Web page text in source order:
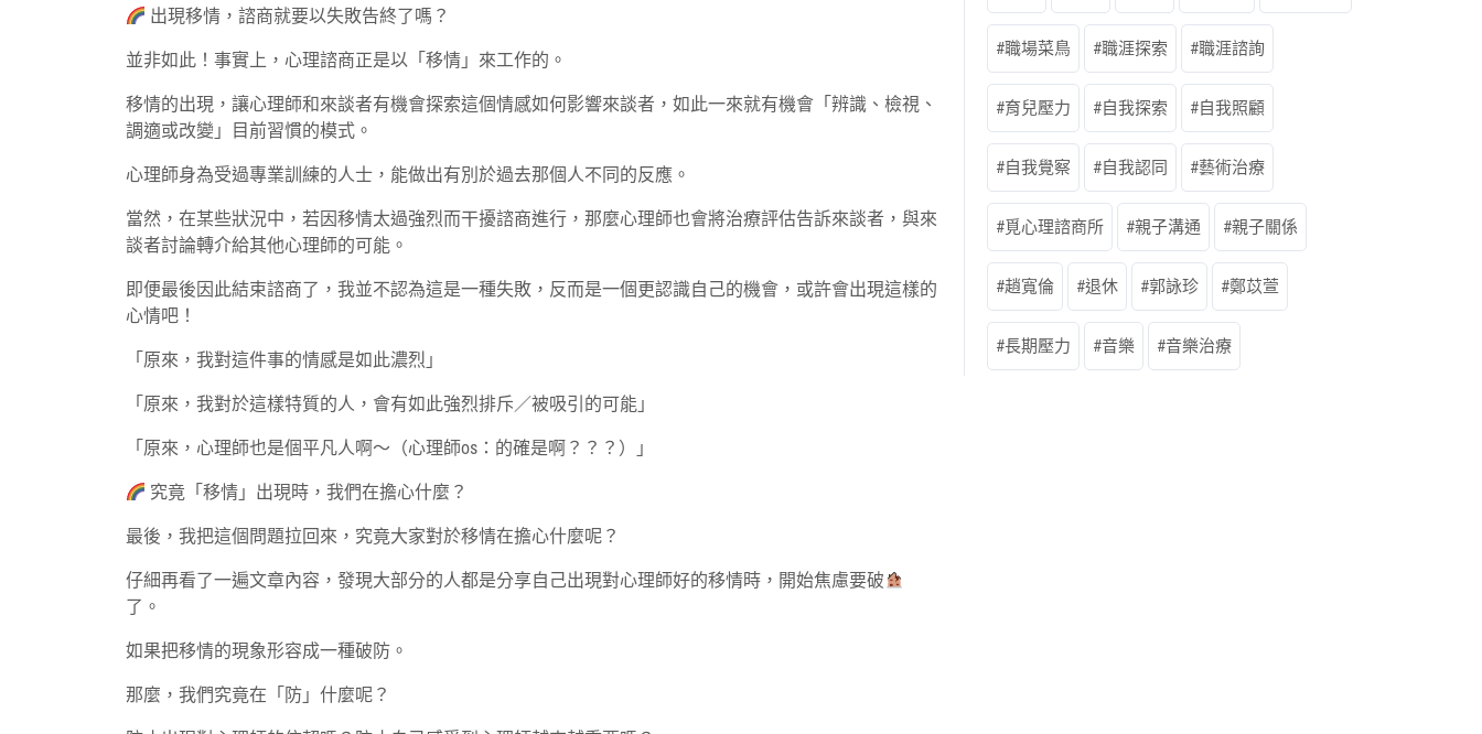
出現移情，諮商就要以失敗告終了嗎？
並非如此！事實上，心理諮商正是以「移情」來工作的。
移情的出現，讓心理師和來談者有機會探索這個情感如何影響來談者，如此一來就有機會「辨識、檢視、
調適或改變」目前習慣的模式。
心理師身為受過專業訓練的人士，能做出有別於過去那個人不同的反應。
當然，在某些狀況中，若因移情太過強烈而干擾諮商進行，那麼心理師也會將治療評估告訴來談者，與來
談者討論轉介給其他心理師的可能。
即便最後因此結束諮商了，我並不認為這是一種失敗，反而是一個更認識自己的機會，或許會出現這樣的
心情吧！
「原來，我對這件事的情感是如此濃烈」
「原來，我對於這樣特質的人，會有如此強烈排斥／被吸引的可能」
「原來，心理師也是個平凡人啊～（心理師os：的確是啊？？？）」
究竟「移情」出現時，我們在擔心什麼？
最後，我把這個問題拉回來，究竟大家對於移情在擔心什麼呢？
仔細再看了一遍文章內容，發現大部分的人都是分享自己出現對心理師好的移情時，開始焦慮要破
了。
如果把移情的現象形容成一種破防。
那麼，我們究竟在「防」什麼呢？
職場菜鳥 職涯探索 職涯諮詢
育兒壓力 自我探索 自我照顧
自我覺察 自我認同 藝術治療
覓心理諮商所 親子溝通 親子關係
趙寬倫 退休 郭詠珍 鄭苡萱
長期壓力 音樂 音樂治療